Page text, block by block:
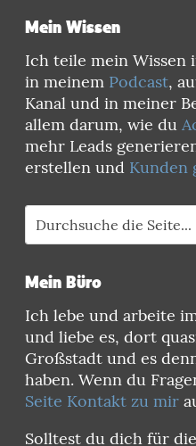
Mein Wissen
Ich teile mein Wissen
in meinem Podcast,
Kanal und in meiner
allem darum, wie du
mehr Leads
erstellen und Kunden
Mein Büro
Ich lebe und arbeite
und liebe es, dort
Großstadt und es
haben. Wenn du
Seite Kontakt zu mir
Solltest du dich für